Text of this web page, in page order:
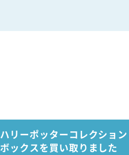
ハリーポッターコレクション
ボックスを買い取りました